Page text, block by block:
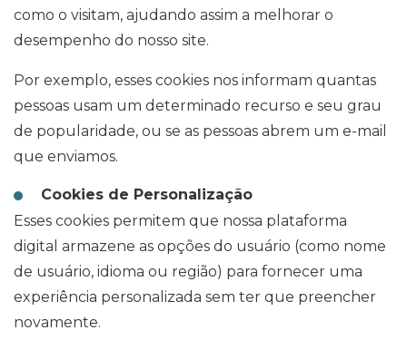
como o visitam, ajudando assim a melhorar o
desempenho do nosso site.
Por exemplo, esses cookies nos informam quantas
pessoas usam um determinado recurso e seu grau
de popularidade, ou se as pessoas abrem um e-mail
que enviamos.
Cookies de Personalização
Esses cookies permitem que nossa plataforma
digital armazene as opções do usuário (como nome
de usuário, idioma ou região) para fornecer uma
experiência personalizada sem ter que preencher
novamente.